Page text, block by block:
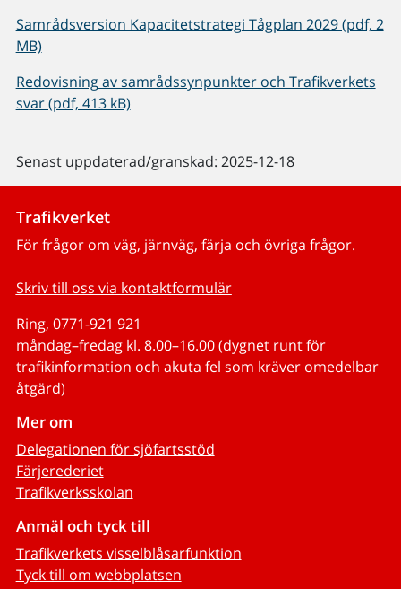
Samrådsversion Kapacitetstrategi Tågplan 2029 (pdf, 2
MB)
Redovisning av samrådssynpunkter och Trafikverkets
svar (pdf, 413 kB)
Senast uppdaterad/granskad: 2025-12-18
Trafikverket
För frågor om väg, järnväg, färja och övriga frågor.
Skriv till oss via kontaktformulär
Ring, 0771-921 921
måndag–fredag kl. 8.00–16.00 (dygnet runt för
trafikinformation och akuta fel som kräver omedelbar
åtgärd)
Mer om
Delegationen för sjöfartsstöd
Färjerederiet
Trafikverksskolan
Anmäl och tyck till
Trafikverkets visselblåsarfunktion
Tyck till om webbplatsen